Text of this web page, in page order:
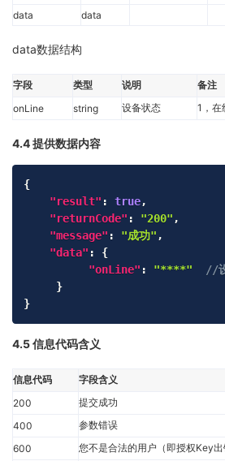
data
data
data数据结构
字段 类型 说明
备注
onLine
string 设备状态 1，在
4.4 提供数据内容
{
"result" : true,
"returnCode" : "200" ,
"message" : "成功" ,
"data" :
{
"onLine" : "****"
//
}
}
4.5 信息代码含义
信息代码
字段含义
200
提交成功
400
参数错误
600
您不是合法的用户（即授权Key出